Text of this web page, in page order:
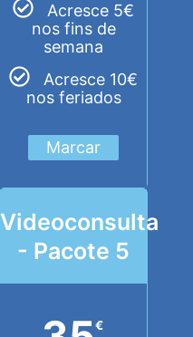
Acresce 5€
nos fins de
semana
Acresce 10€
nos feriados
Marcar
Videoconsulta
- Pacote 5
€